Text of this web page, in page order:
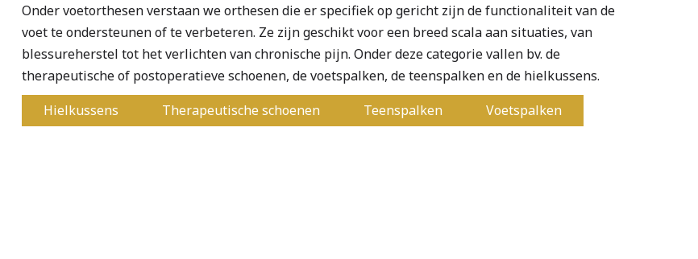
Onder voetorthesen verstaan we orthesen die er specifiek op gericht zijn de functionaliteit van de
voet te ondersteunen of te verbeteren. Ze zijn geschikt voor een breed scala aan situaties, van
blessureherstel tot het verlichten van chronische pijn. Onder deze categorie vallen bv. de
therapeutische of postoperatieve schoenen, de voetspalken, de teenspalken en de hielkussens.
Hielkussens
Therapeutische schoenen Teenspalken Voetspalken